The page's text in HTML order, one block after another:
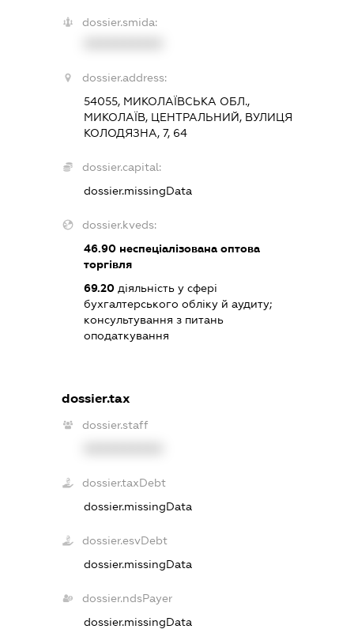
dossier.smida:
dossier.address:
54055, МИКОЛАЇВСЬКА ОБЛ.,
МИКОЛАЇВ, ЦЕНТРАЛЬНИЙ, ВУЛИЦЯ
КОЛОДЯЗНА, 7, 64
dossier.capital:
dossier.missingData
dossier.kveds:
46.90неспеціалізована оптова
торгівля
69.20діяльність у сфері
бухгалтерського обліку й аудиту;
консультування з питань
оподаткування
dossier.tax
dossier.staff
dossier.taxDebt
dossier.missingData
dossier.esvDebt
dossier.missingData
dossier.ndsPayer
dossier.missingData